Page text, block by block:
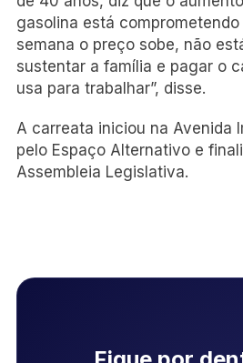
gasolina está comprometendo
semana o preço sobe, não
sustentar a família e pagar o
usa para trabalhar”, disse.
A carreata iniciou na Avenida
pelo Espaço Alternativo e
Assembleia Legislativa.